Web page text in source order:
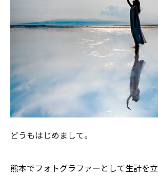
どうもはじめまして。
熊本でフォトグラファーとして生計を立